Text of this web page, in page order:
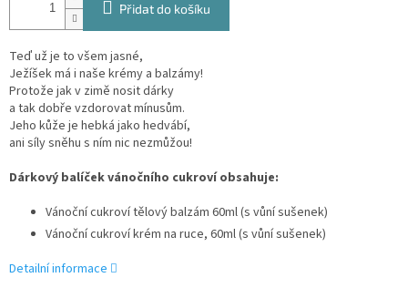
Přidat do košíku
Teď už je to všem jasné,
Ježíšek má i naše krémy a balzámy!
Protože jak v zimě nosit dárky
a tak dobře vzdorovat mínusům.
Jeho kůže je hebká jako hedvábí,
ani síly sněhu s ním nic nezmůžou!
Dárkový balíček vánočního cukroví obsahuje:
Vánoční cukroví tělový balzám 60ml (s vůní sušenek)
Vánoční cukroví krém na ruce, 60ml (s vůní sušenek)
Detailní informace